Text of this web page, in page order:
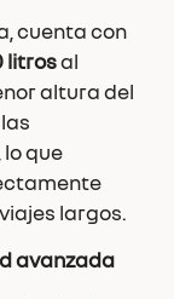
cuenta con
litrosal
altura del
que
largos.
avanzada